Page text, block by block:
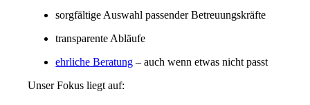
sorgfältige Auswahl passender Betreuungskräfte
transparente Abläufe
ehrliche Beratung – auch wenn etwasnicht passt
Unser Fokus liegt auf: